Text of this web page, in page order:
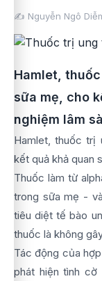
✍️ Nguyễn Ngô
Hamlet,
sữa mẹ, cho
nghiệm lâm
Hamlet, thuốc trị
kết quả khả quan
Thuốc làm từ
trong sữa mẹ -
tiêu diệt tế bào
thuốc là không
Tác động của
phát hiện tình cờ